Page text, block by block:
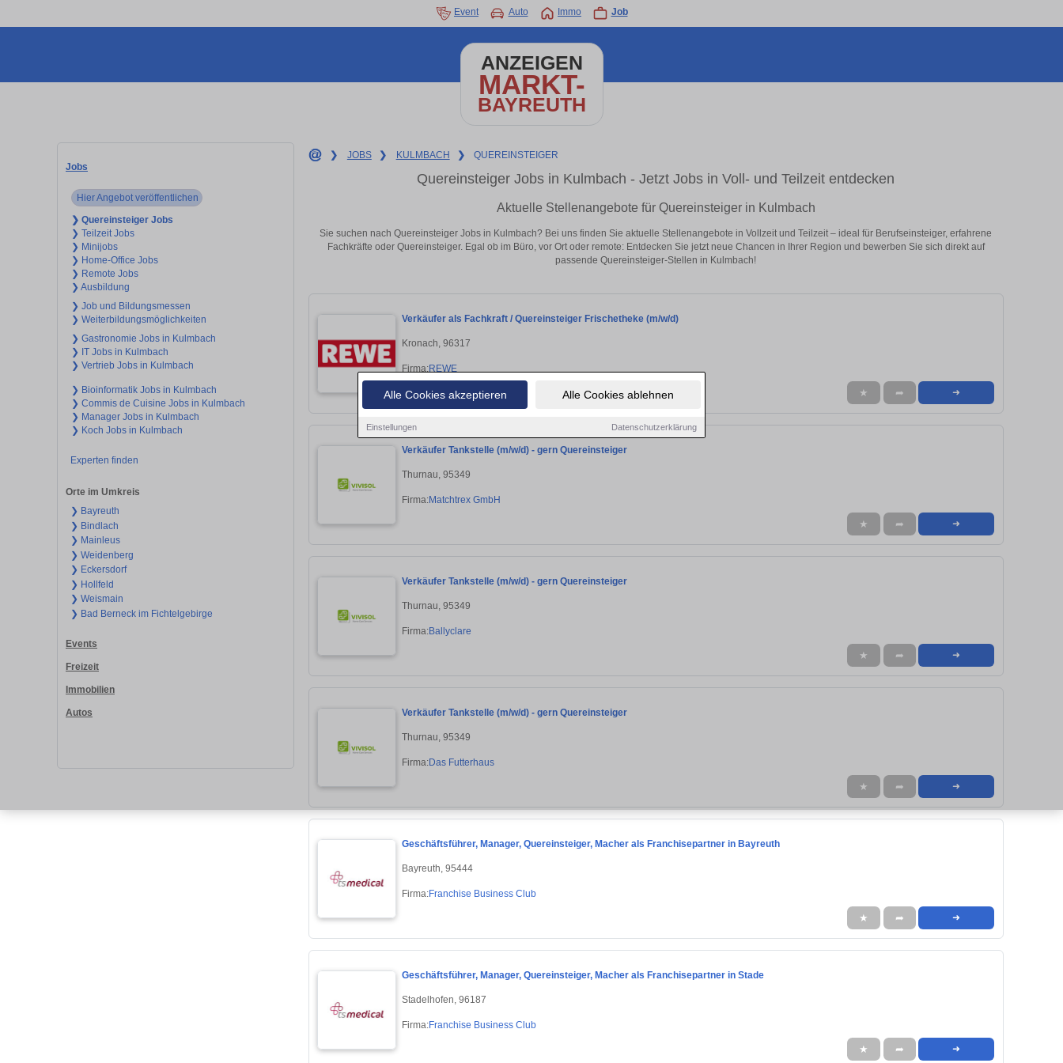
Alle Cookies akzeptieren Alle Cookies ablehnen
Einstellungen Datenschutzerklärung
Event Auto Immo Job
ANZEIGEN
MARKT-
BAYREUTH
Jobs
Hier Angebot veröffentlichen
❯ Quereinsteiger Jobs
❯ Teilzeit Jobs
❯ Minijobs
❯ Home-Office Jobs
❯ Remote Jobs
❯ Ausbildung
❯ Job und Bildungsmessen
❯ Weiterbildungsmöglichkeiten
❯ Gastronomie Jobs in Kulmbach
❯ IT Jobs in Kulmbach
❯ Vertrieb Jobs in Kulmbach
❯ Bioinformatik Jobs in Kulmbach
❯ Commis de Cuisine Jobs in Kulmbach
❯ Manager Jobs in Kulmbach
❯ Koch Jobs in Kulmbach
Experten finden
Orte im Umkreis
❯ Bayreuth
❯ Bindlach
❯ Mainleus
❯ Weidenberg
❯ Eckersdorf
❯ Hollfeld
❯ Weismain
❯ Bad Berneck im Fichtelgebirge
Events
Freizeit
Immobilien
Autos
❯ JOBS ❯ KULMBACH ❯ QUEREINSTEIGER
Quereinsteiger Jobs in Kulmbach - Jetzt Jobs in Voll- und Teilzeit entdecken
Aktuelle Stellenangebote für Quereinsteiger in Kulmbach
Sie suchen nach Quereinsteiger Jobs in Kulmbach? Bei uns finden Sie aktuelle Stellenangebote in Vollzeit und Teilzeit – ideal für Berufseinsteiger, erfahrene
Fachkräfte oder Quereinsteiger. Egal ob im Büro, vor Ort oder remote: Entdecken Sie jetzt neue Chancen in Ihrer Region und bewerben Sie sich direkt auf
passende Quereinsteiger-Stellen in Kulmbach!
Verkäufer als Fachkraft / Quereinsteiger Frischetheke (m/w/d)
Kronach, 96317
Firma:REWE
★ ➦ ➜
Verkäufer Tankstelle (m/w/d) - gern Quereinsteiger
Thurnau, 95349
Firma:Matchtrex GmbH
★ ➦ ➜
Verkäufer Tankstelle (m/w/d) - gern Quereinsteiger
Thurnau, 95349
Firma:Ballyclare
★ ➦ ➜
Verkäufer Tankstelle (m/w/d) - gern Quereinsteiger
Thurnau, 95349
Firma:Das Futterhaus
★ ➦ ➜
Geschäftsführer, Manager, Quereinsteiger, Macher als Franchisepartner in Bayreuth
Bayreuth, 95444
Firma:Franchise Business Club
★ ➦ ➜
Geschäftsführer, Manager, Quereinsteiger, Macher als Franchisepartner in Stade
Stadelhofen, 96187
Firma:Franchise Business Club
★ ➦ ➜